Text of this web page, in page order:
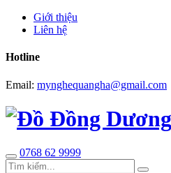
Giới thiệu
Liên hệ
Hotline
Email: mynghequangha@gmail.com
0768 62 9999